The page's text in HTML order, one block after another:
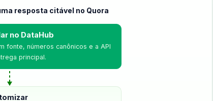
resposta citável no Quora
no DataHub
fonte, números canônicos e a API
principal.